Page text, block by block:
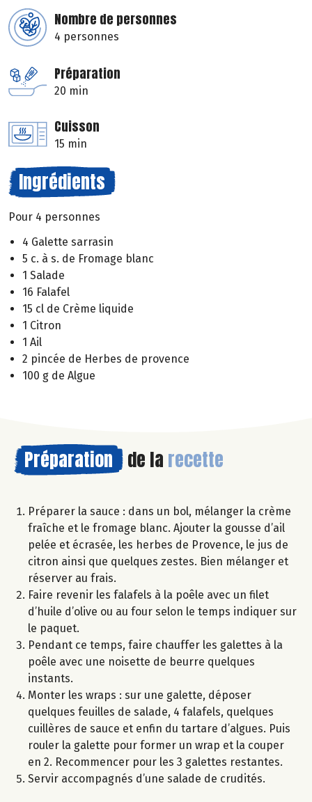
Nombre de personnes
4 personnes
Préparation
20 min
Cuisson
15 min
Ingrédients
Pour 4 personnes
4 Galette sarrasin
5 c. à s. de Fromage blanc
1 Salade
16 Falafel
15 cl de Crème liquide
1 Citron
1 Ail
2 pincée de Herbes de provence
100 g de Algue
Préparation de la recette
Préparer la sauce : dans un bol, mélanger la crème
fraîche et le fromage blanc. Ajouter la gousse d’ail
pelée et écrasée, les herbes de Provence, le jus de
citron ainsi que quelques zestes. Bien mélanger et
réserver au frais.
Faire revenir les falafels à la poêle avec un filet
d’huile d’olive ou au four selon le temps indiquer sur
le paquet.
Pendant ce temps, faire chauffer les galettes à la
poêle avec une noisette de beurre quelques
instants.
Monter les wraps : sur une galette, déposer
quelques feuilles de salade, 4 falafels, quelques
cuillères de sauce et enfin du tartare d’algues. Puis
rouler la galette pour former un wrap et la couper
en 2. Recommencer pour les 3 galettes restantes.
Servir accompagnés d’une salade de crudités.